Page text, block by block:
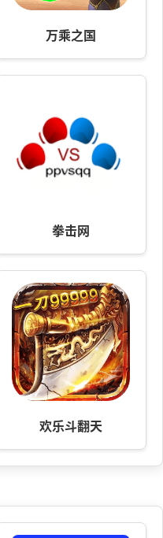
万乘之国
拳击网
欢乐斗翻天